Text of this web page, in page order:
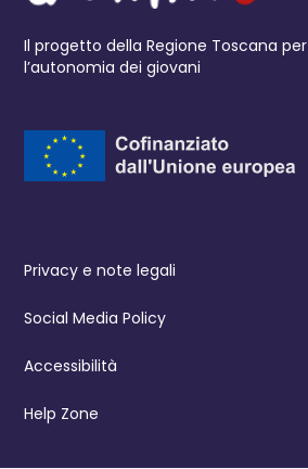
Il progetto della Regione Toscana per
l’autonomia dei giovani
Privacy e note legali
Social Media Policy
Accessibilità
Help Zone